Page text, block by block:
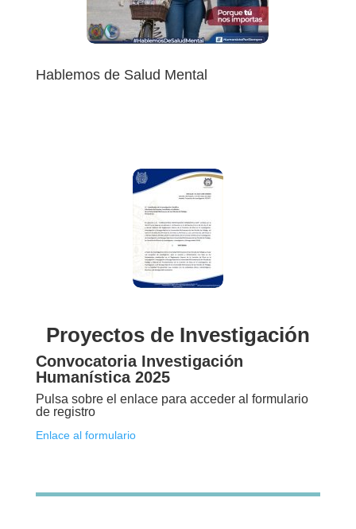
Hablemos de Salud Mental
Proyectos de Investigación
Convocatoria Investigación
Humanística 2025
Pulsa sobre el enlace para acceder al formulario
de registro
Enlace al formulario